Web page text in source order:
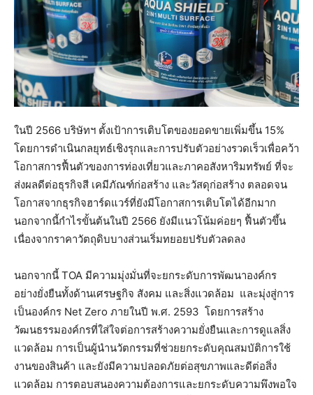
ในปี 2566 บริษัทฯ ตั้งเป้าการเติบโตของยอดขายเพิ่มขึ้น 15%
โดยการดำเนินกลยุทธ์เชิงรุกและการปรับตัวอย่างรวดเร็วเพื่อคว้า
โอกาสการฟื้นตัวของการท่องเที่ยวและภาคอสังหาริมทรัพย์ ที่จะ
ส่งผลดีต่อธุรกิจสี เคมีภัณฑ์ก่อสร้าง และวัสดุก่อสร้าง ตลอดจน
โอกาสจากธุรกิจฮาร์ดแวร์ที่ยังมีโอกาสการเติบโตได้อีกมาก
นอกจากนี้กำไรขั้นต้นในปี 2566 ยังมีแนวโน้มค่อยๆ ฟื้นตัวขึ้น
เนื่องจากราคาวัตถุดิบบางส่วนเริ่มทยอยปรับตัวลดลง
นอกจากนี้ TOA มีความมุ่งมั่นที่จะยกระดับการพัฒนาองค์กร
อย่างยั่งยืนทั้งด้านเศรษฐกิจ สังคม และสิ่งแวดล้อม และมุ่งสู่การ
เป็นองค์กร Net Zero ภายในปี พ.ศ. 2593 โดยการสร้าง
วัฒนธรรมองค์กรที่ใส่ใจต่อการสร้างความยั่งยืนและการดูแลสิ่ง
แวดล้อม การเป็นผู้นำนวัตกรรมที่ช่วยยกระดับคุณสมบัติการใช้
งานของสินค้า และยังมีความปลอดภัยต่อสุขภาพและดีต่อสิ่ง
แวดล้อม การตอบสนองความต้องการและยกระดับความพึงพอใจ